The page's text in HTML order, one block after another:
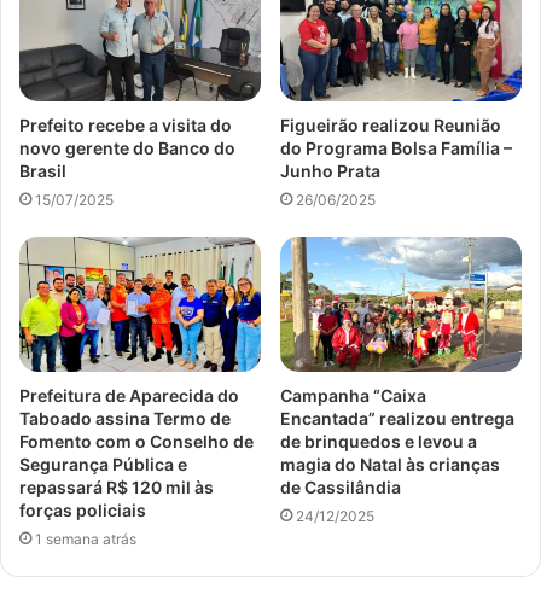
Prefeito recebe a visita do
novo gerente do Banco do
Brasil
15/07/2025
Figueirão realizou Reunião
do Programa Bolsa Família –
Junho Prata
26/06/2025
Prefeitura de Aparecida do
Taboado assina Termo de
Fomento com o Conselho de
Segurança Pública e
repassará R$ 120 mil às
forças policiais
1 semana atrás
Campanha “Caixa
Encantada” realizou entrega
de brinquedos e levou a
magia do Natal às crianças
de Cassilândia
24/12/2025